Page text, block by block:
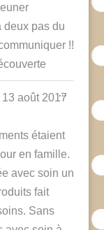
deux pas du
!!
13 août 2017
étaient
en famille.
avec soin un
fait
Sans
...